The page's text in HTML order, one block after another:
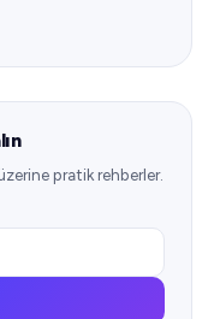
pratik rehberler.